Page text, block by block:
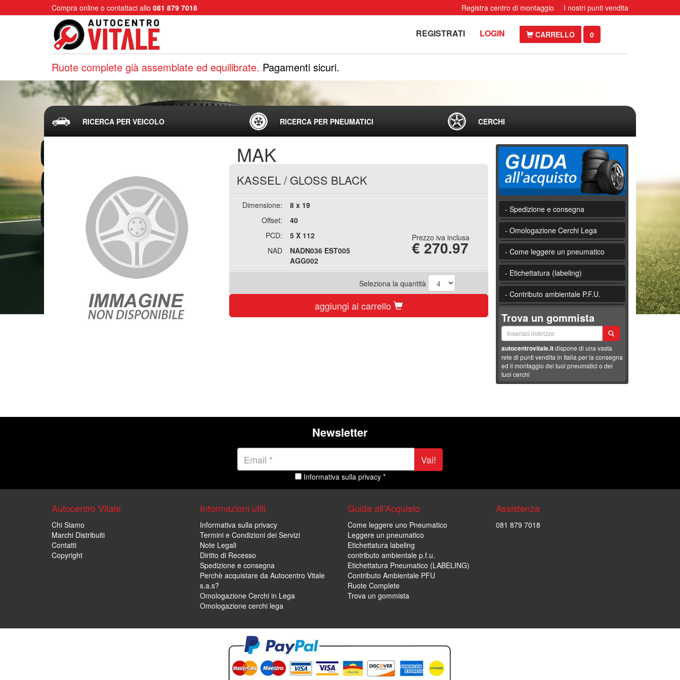
Compra online o contattaci allo 081 879 7018 Registra centro di montaggio I nostri punti vendita
REGISTRATI LOGIN CARRELLO 0
Ruote complete già assemblate ed equilibrate. Pagamenti sicuri.
RICERCA PER VEICOLO RICERCA PER PNEUMATICI CERCHI
MAK
KASSEL/ GLOSS BLACK
Dimensione:
8 x 19
Offset:
40
PCD:
5 X 112
NAD
NADN036 EST005
AGG002
Prezzo iva inclusa
€ 270.97
Seleziona la quantità
aggiungi al carrello
- Spedizione e consegna
- Omologazione Cerchi Lega
- Come leggere un pneumatico
- Etichettatura (labeling)
- Contributo ambientale P.F.U.
Trova un gommista
autocentrovitale.itdispone di una vasta
rete di punti vendita in Italia per la consegna
ed il montaggio dei tuoi pneumatici o dei
tuoi cerchi
Newsletter
Vai!
Informativa sulla privacy *
Autocentro Vitale
Chi Siamo
Marchi Distribuiti
Contatti
Copyright
Informazioni utili
Informativa sulla privacy
Termini e Condizioni dei Servizi
Note Legali
Diritto di Recesso
Spedizione e consegna
Perchè acquistare da Autocentro Vitale
s.a.s?
Omologazione Cerchi in Lega
Omologazione cerchi lega
Guida all'Acquisto
Come leggere uno Pneumatico
Leggere un pneumatico
Etichettatura labeling
contributo ambientale p.f.u.
Etichettatura Pneumatico (LABELING)
Contributo Ambientale PFU
Ruote Complete
Trova un gommista
Assistenza
081 879 7018